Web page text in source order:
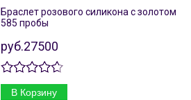
Браслет розового силикона с золотом
585 пробы
руб.27500
В Корзину